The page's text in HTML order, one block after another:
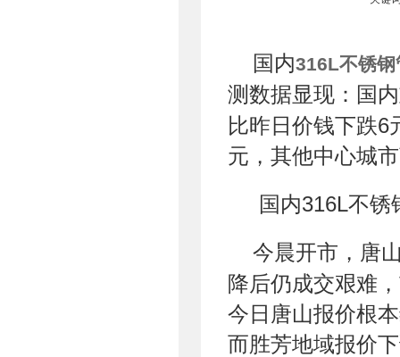
国内316L不锈钢
测数据显现：国
比昨日价钱下跌6
元，其他中心城
国内316L不
今晨开市，唐
降后仍成交艰难
今日唐山报价根
而胜芳地域报价